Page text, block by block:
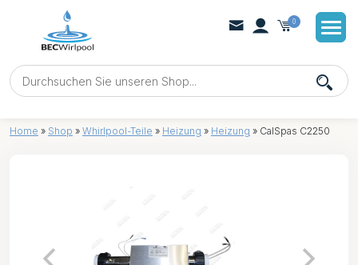
0
Home » Shop » Whirlpool-Teile » Heizung » Heizung » CalSpas C2250